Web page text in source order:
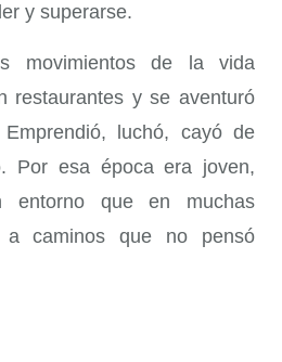
y superarse.
movimientos de la vida
restaurantes y se aventuró
luchó, cayó de
Por esa época era joven,
entorno que en muchas
a caminos que no pensó